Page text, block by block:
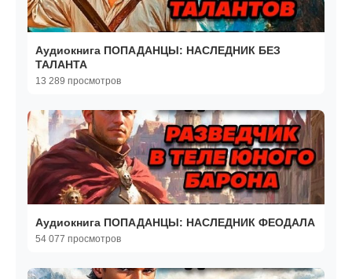
Аудиокнига ПОПАДАНЦЫ: НАСЛЕДНИК БЕЗ
ТАЛАНТА
13 289 просмотров
Аудиокнига ПОПАДАНЦЫ: НАСЛЕДНИК ФЕОДАЛА
54 077 просмотров